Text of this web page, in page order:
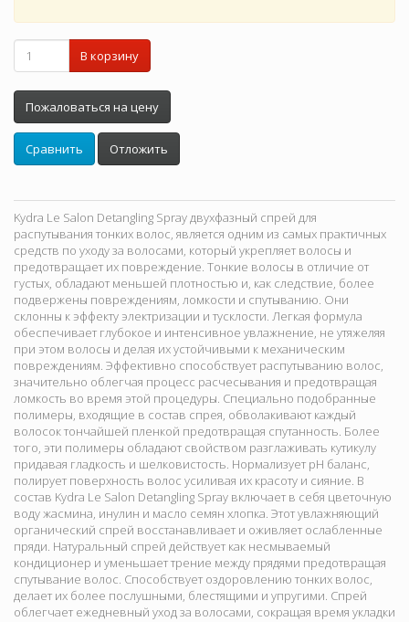
В корзину
Пожаловаться на цену
Сравнить Отложить
Kydra Le Salon Detangling Spray двухфазный спрей для
распутывания тонких волос, является одним из самых практичных
средств по уходу за волосами, который укрепляет волосы и
предотвращает их повреждение. Тонкие волосы в отличие от
густых, обладают меньшей плотностью и, как следствие, более
подвержены повреждениям, ломкости и спутыванию. Они
склонны к эффекту электризации и тусклости. Легкая формула
обеспечивает глубокое и интенсивное увлажнение, не утяжеляя
при этом волосы и делая их устойчивыми к механическим
повреждениям. Эффективно способствует распутыванию волос,
значительно облегчая процесс расчесывания и предотвращая
ломкость во время этой процедуры. Специально подобранные
полимеры, входящие в состав спрея, обволакивают каждый
волосок тончайшей пленкой предотвращая спутанность. Более
того, эти полимеры обладают свойством разглаживать кутикулу
придавая гладкость и шелковистость. Нормализует pH баланс,
полирует поверхность волос усиливая их красоту и сияние. В
состав Kydra Le Salon Detangling Spray включает в себя цветочную
воду жасмина, инулин и масло семян хлопка. Этот увлажняющий
органический спрей восстанавливает и оживляет ослабленные
пряди. Натуральный спрей действует как несмываемый
кондиционер и уменьшает трение между прядями предотвращая
спутывание волос. Способствует оздоровлению тонких волос,
делает их более послушными, блестящими и упругими. Спрей
облегчает ежедневный уход за волосами, сокращая время укладки